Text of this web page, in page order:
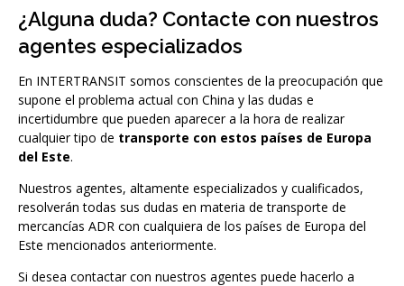
¿Alguna duda? Contacte con nuestros
agentes especializados
En INTERTRANSIT somos conscientes de la preocupación que
supone el problema actual con China y las dudas e
incertidumbre que pueden aparecer a la hora de realizar
cualquier tipo de transporte con estos países de Europa
del Este.
Nuestros agentes, altamente especializados y cualificados,
resolverán todas sus dudas en materia de transporte de
mercancías ADR con cualquiera de los países de Europa del
Este mencionados anteriormente.
Si desea contactar con nuestros agentes puede hacerlo a